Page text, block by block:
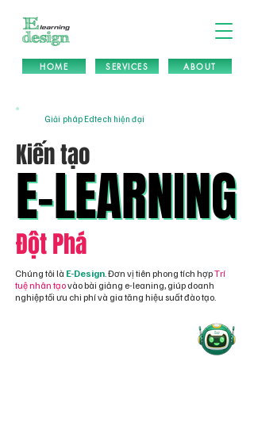
HOME SERVICES ABOUT
Giải pháp Edtech hiện đại
Đột Phá
Kiến tạo
E-LEARNING
E-LEARNING
Chúng tôi là E-Design. Đơn vị tiên phong tích hợpTrí
tuệ nhân tạovào bài giảng e-leaning, giúp doanh
nghiệp tối ưu chi phí và gia tăng hiệu suất đào tạo.